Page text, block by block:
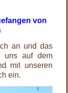
von
an und das
uns auf dem
mit unseren
ein.